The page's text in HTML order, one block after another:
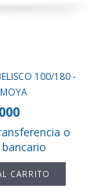
100/180 -
o